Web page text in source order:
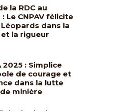
la RDC au
Le CNPAV félicite
dans la
la rigueur
2025 : Simplice
de courage et
dans la lutte
minière